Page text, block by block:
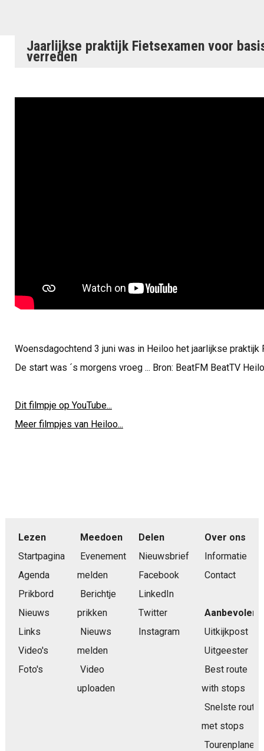
Jaarlijkse praktijk Fietsexamen voor
verreden
Woensdagochtend 3 juni was in Heiloo het jaarlijkse
De start was ´s morgens vroeg ... Bron: BeatFM BeatTV
Dit filmpje op YouTube...
Meer filmpjes van Heiloo...
Lezen
Startpagina
Agenda
Prikbord
Nieuws
Links
Video's
Foto's
Meedoen
Evenement
melden
Berichtje
prikken
Nieuws
melden
Video
uploaden
Delen
Nieuwsbrief
Facebook
LinkedIn
Twitter
Instagram
Over ons
Informatie
Contact
Aanbevolen
Uitkijkpost
Uitgeester
Best route
with stops
Snelste route
met stops
Tourenplaner